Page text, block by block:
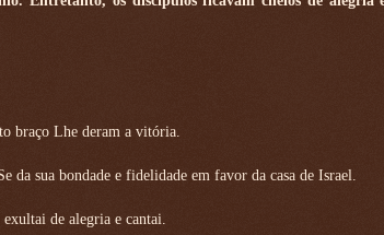
braço Lhe deram a vitória.
da sua bondade e fidelidade em favor da casa de Israel.
de alegria e cantai.